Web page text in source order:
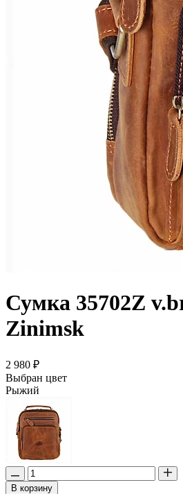
Сумка 35702Z
Zinimsk
2 980 ₽
Выбран цвет
Рыжий
В корзину